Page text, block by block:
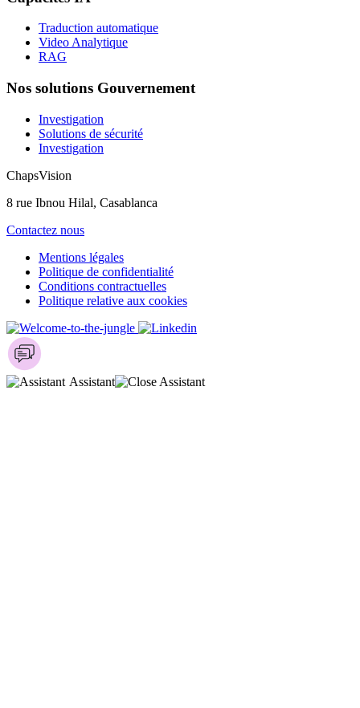
Traduction automatique
Video Analytique
RAG
Nos solutions Gouvernement
Investigation
Solutions de sécurité
Investigation
ChapsVision
8 rue Ibnou Hilal, Casablanca
Contactez nous
Mentions légales
Politique de confidentialité
Conditions contractuelles
Politique relative aux cookies
Assistant